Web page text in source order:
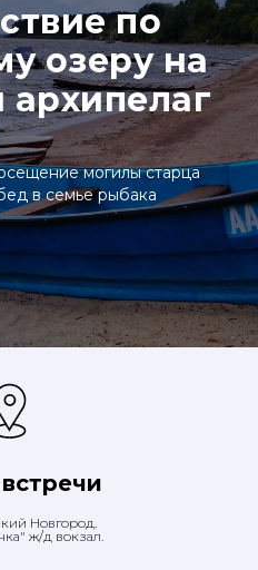
по
озеру на
архипелаг
могилы старца
в семье рыбака
Новгород.
ж/д вокзал.